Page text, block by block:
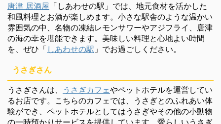
唐津 居酒屋 「しあわせの駅」では、地元食材を活かした
和風料理とお酒が楽しめます。小さな駅舎のような温かい
雰囲気の中、名物の凍結レモンサワーやアジフライ、唐津
の海の幸を堪能できます。美味しい料理と心地よい時間
を、ぜひ「 しあわせの駅 」でお過ごしください。
うさぎさん
うさぎさんは、 うさぎカフェやペットホテルを運営してい
るお店です。こちらのカフェでは、うさぎとのふれあい体
験ができ、ペットホテルとしてはうさぎやその他の小動物
の一時預かりサービスを提供しています。愛らしいうさぎ